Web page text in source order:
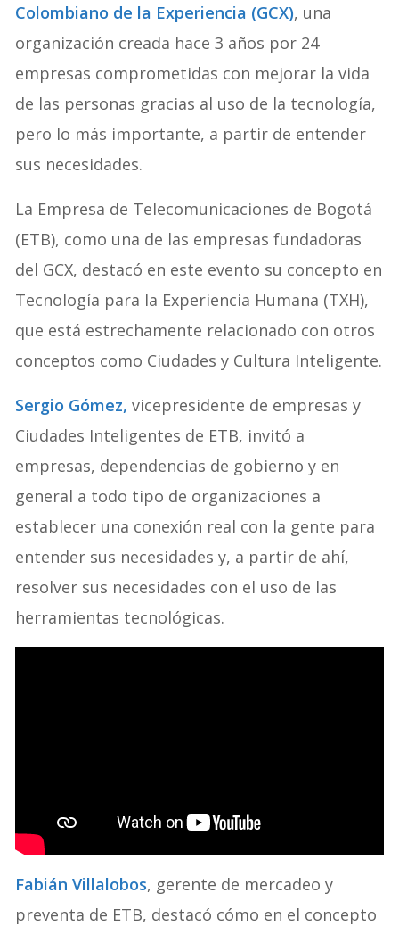
Colombiano de la Experiencia (GCX), una
organización creada hace 3 años por 24
empresas comprometidas con mejorar la vida
de las personas gracias al uso de la tecnología,
pero lo más importante, a partir de entender
sus necesidades.
La Empresa de Telecomunicaciones de Bogotá
(ETB), como una de las empresas fundadoras
del GCX, destacó en este evento su concepto en
Tecnología para la Experiencia Humana (TXH),
que está estrechamente relacionado con otros
conceptos como Ciudades y Cultura Inteligente.
Sergio Gómez, vicepresidente de empresas y
Ciudades Inteligentes de ETB, invitó a
empresas, dependencias de gobierno y en
general a todo tipo de organizaciones a
establecer una conexión real con la gente para
entender sus necesidades y, a partir de ahí,
resolver sus necesidades con el uso de las
herramientas tecnológicas.
Fabián Villalobos, gerente de mercadeo y
preventa de ETB, destacó cómo en el concepto